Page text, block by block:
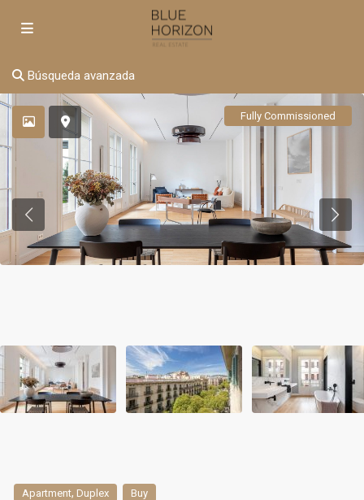
Búsqueda avanzada
Fully Commissioned
Apartment, Duplex Buy